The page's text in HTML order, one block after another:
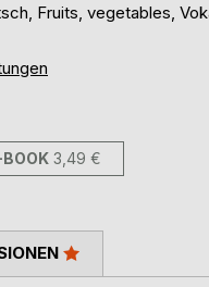
Fruits, vegetables,
3,49 €